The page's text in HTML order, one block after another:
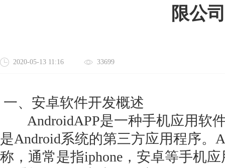
限公司
2020-05-13 11:16 33699
一、安卓软件开发概述
AndroidAPP是一种手机应用软
是Android系统的第三方应用程序。
称，通常是指iphone，安卓等手机